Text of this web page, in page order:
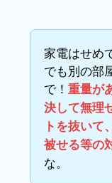
家電はせめ
でも別の部
で！ 重量が
決して無理
トを抜いて
被せる等の
な。